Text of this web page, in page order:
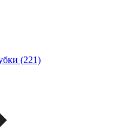
(221)